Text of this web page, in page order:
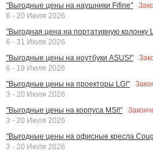
"Выгодные цены на наушники Fifine"
6 - 20 Июля 2026
"Выгодная цена на портативную колонку
6 - 31 Июля 2026
"Выгодные цены на ноутбуки ASUS!"
6 - 19 Июля 2026
"Выгодные цены на проекторы LG!"
3 - 20 Июля 2026
"Выгодные цены на корпуса MSI!"
3 - 20 Июля 2026
"Выгодные цены на офисные кресла
3 - 20 Июля 2026